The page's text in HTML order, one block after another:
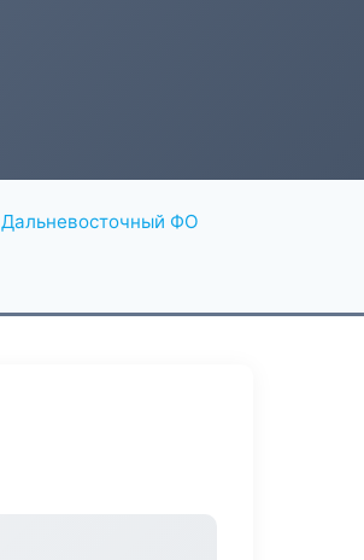
Дальневосточный ФО